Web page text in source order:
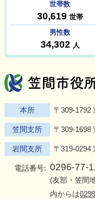
本所 〒309-1792
笠間支所 〒309-1698
岩間支所 〒319-0294
電話番号: 0296-77-
(友部・笠間
内からは